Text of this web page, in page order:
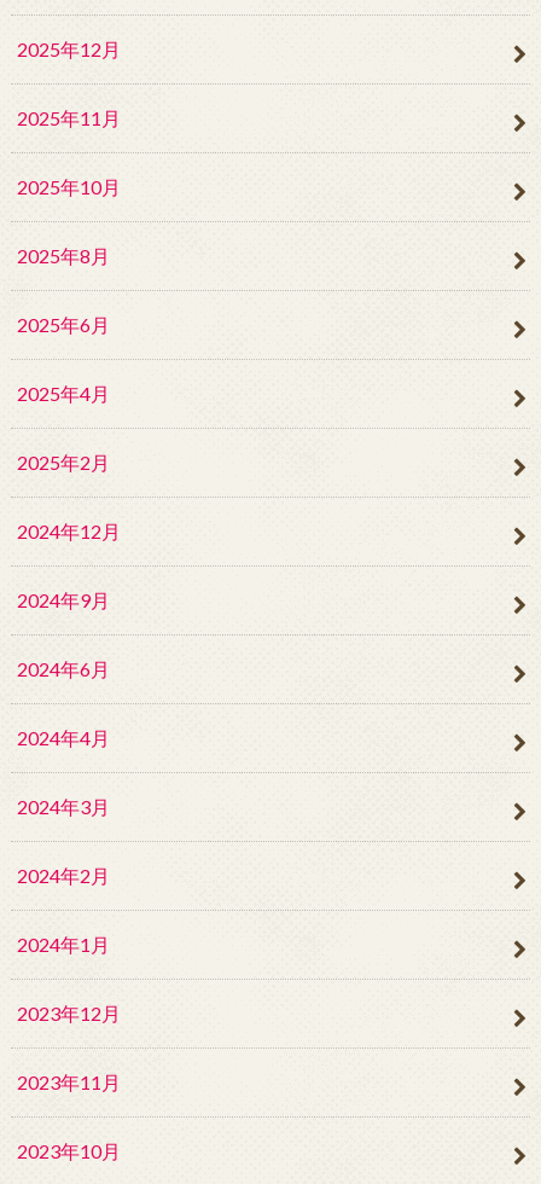
2025年12月
2025年11月
2025年10月
2025年8月
2025年6月
2025年4月
2025年2月
2024年12月
2024年9月
2024年6月
2024年4月
2024年3月
2024年2月
2024年1月
2023年12月
2023年11月
2023年10月